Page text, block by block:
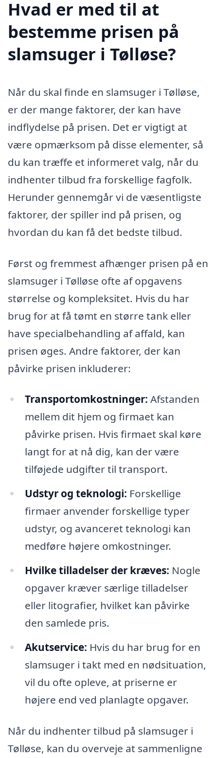
Hvad er med til at
bestemme prisen på
slamsuger i Tølløse?
Når du skal finde en slamsuger i Tølløse,
er der mange faktorer, der kan have
indflydelse på prisen. Det er vigtigt at
være opmærksom på disse elementer, så
du kan træffe et informeret valg, når du
indhenter tilbud fra forskellige fagfolk.
Herunder gennemgår vi de væsentligste
faktorer, der spiller ind på prisen, og
hvordan du kan få det bedste tilbud.
Først og fremmest afhænger prisen på en
slamsuger i Tølløse ofte af opgavens
størrelse og kompleksitet. Hvis du har
brug for at få tømt en større tank eller
have specialbehandling af affald, kan
prisen øges. Andre faktorer, der kan
påvirke prisen inkluderer:
Transportomkostninger: Afstanden
mellem dit hjem og firmaet kan
påvirke prisen. Hvis firmaet skal køre
langt for at nå dig, kan der være
tilføjede udgifter til transport.
Udstyr og teknologi: Forskellige
firmaer anvender forskellige typer
udstyr, og avanceret teknologi kan
medføre højere omkostninger.
Hvilke tilladelser der kræves: Nogle
opgaver kræver særlige tilladelser
eller litografier, hvilket kan påvirke
den samlede pris.
Akutservice: Hvis du har brug for en
slamsuger i takt med en nødsituation,
vil du ofte opleve, at priserne er
højere end ved planlagte opgaver.
Når du indhenter tilbud på slamsuger i
Tølløse, kan du overveje at sammenligne